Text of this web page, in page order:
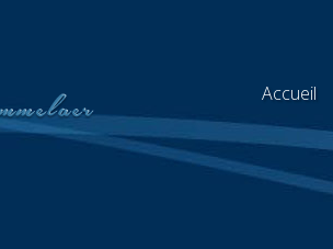
Accueil